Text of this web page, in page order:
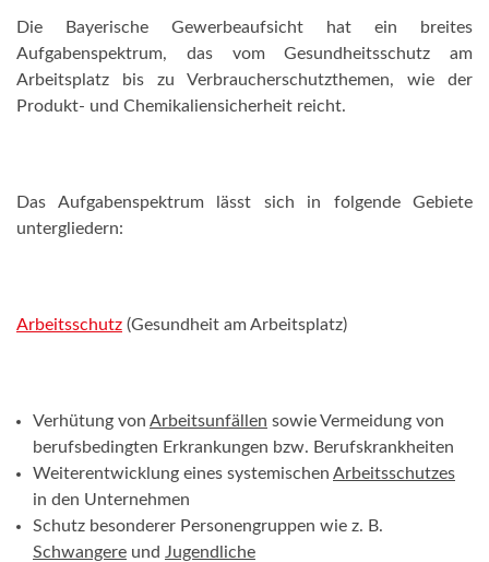
Die Bayerische Gewerbeaufsicht hat ein breites
Aufgabenspektrum, das vom Gesundheitsschutz am
Arbeitsplatz bis zu Verbraucherschutzthemen, wie der
Produkt- und Chemikaliensicherheit reicht.
Das Aufgabenspektrum lässt sich in folgende Gebiete
untergliedern:
Arbeitsschutz (Gesundheit am Arbeitsplatz)
Verhütung von Arbeitsunfällen sowie Vermeidung von
berufsbedingten Erkrankungen bzw. Berufskrankheiten
Weiterentwicklung eines systemischen Arbeitsschutzes
in den Unternehmen
Schutz besonderer Personengruppen wie z. B.
Schwangere und Jugendliche